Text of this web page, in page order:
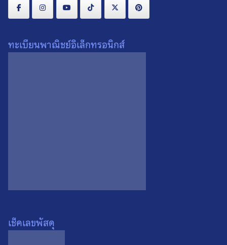
พื้นที่ห่างไกล :
สินค้าชิ้นใหญ่หรือหลายชิ้น :
เหรียญไพรีพินาศย่าโม ท้าวสุร
ทะเบียนพาณิชย์อิเล็กทรอนิกส์
เช็คเลขพัสดุ